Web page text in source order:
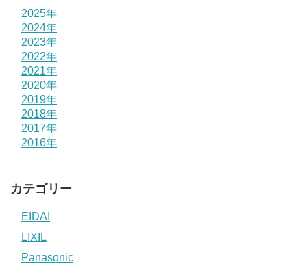
2025年
2024年
2023年
2022年
2021年
2020年
2019年
2018年
2017年
2016年
カテゴリー
EIDAI
LIXIL
Panasonic